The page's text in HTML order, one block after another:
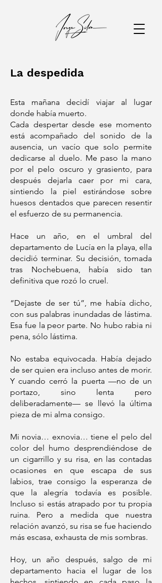
La despedida
Esta mañana decidí viajar al lugar
donde había muerto.
Cada despertar desde ese momento
está acompañado del sonido de la
ausencia, un vacío que solo permite
dedicarse al duelo. Me paso la mano
por el pelo oscuro y grasiento, para
después dejarla caer por mi cara,
sintiendo la piel estirándose sobre
huesos dentados que parecen resentir
el esfuerzo de su permanencia.
Hace un año, en el umbral del
departamento de Lucía en la playa, ella
decidió terminar. Su decisión, tomada
tras Nochebuena, había sido tan
definitiva que rozó lo cruel.
“Dejaste de ser tú”, me había dicho,
con sus palabras inundadas de lástima.
Esa fue la peor parte. No hubo rabia ni
pena, sólo lástima.
No estaba equivocada. Había dejado
de ser quien era incluso antes de morir.
Y cuando cerró la puerta —no de un
portazo, sino lenta pero
deliberadamente— se llevó la última
pieza de mi alma consigo.
Mi novia… exnovia… tiene el pelo del
color del humo desprendiéndose de
un cigarrillo y su risa, en las contadas
ocasiones en que escapa de sus
labios, trae consigo la esperanza de
que la alegría todavía es posible.
Incluso si estás atrapado por tu propia
ruina. Pero a medida que nuestra
relación avanzó, su risa se fue haciendo
más escasa, exhausta de mis sombras.
Hoy, un año después, salgo de mi
departamento hacia el lugar de los